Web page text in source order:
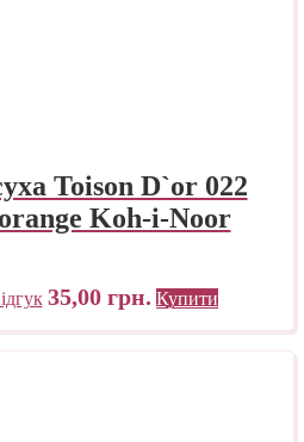
Toison D`or 022
Koh-i-Noor
35,00 грн. Купити